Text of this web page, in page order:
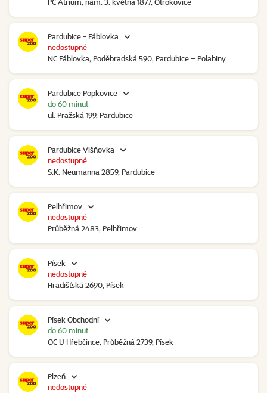
Pardubice - Fáblovka
NC Fáblovka, Poděbradská 590, Pardubice – Polabiny
nedostupné
Pardubice Popkovice
ul. Pražská 199, Pardubice
do 60 minut
Pardubice Višňovka
S.K. Neumanna 2859, Pardubice
nedostupné
Pelhřimov
Průběžná 2483, Pelhřimov
nedostupné
Písek
Hradišťská 2690, Písek
nedostupné
Písek Obchodní
OC U Hřebčince, Průběžná 2739, Písek
do 60 minut
Plzeň
nedostupné